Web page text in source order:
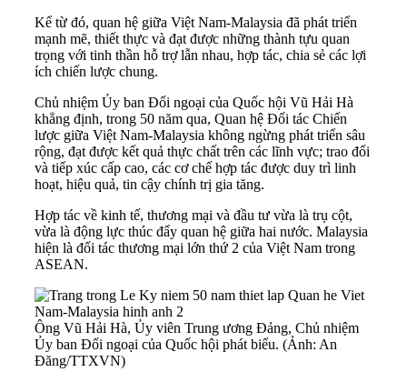
Kể từ đó, quan hệ giữa Việt Nam-Malaysia đã phát triển
mạnh mẽ, thiết thực và đạt được những thành tựu quan
trọng với tinh thần hỗ trợ lẫn nhau, hợp tác, chia sẻ các lợi
ích chiến lược chung.
Chủ nhiệm Ủy ban Đối ngoại của Quốc hội Vũ Hải Hà
khẳng định, trong 50 năm qua, Quan hệ Đối tác Chiến
lược giữa Việt Nam-Malaysia không ngừng phát triển sâu
rộng, đạt được kết quả thực chất trên các lĩnh vực; trao đổi
và tiếp xúc cấp cao, các cơ chế hợp tác được duy trì linh
hoạt, hiệu quả, tin cậy chính trị gia tăng.
Hợp tác về kinh tế, thương mại và đầu tư vừa là trụ cột,
vừa là động lực thúc đẩy quan hệ giữa hai nước. Malaysia
hiện là đối tác thương mại lớn thứ 2 của Việt Nam trong
ASEAN.
Ông Vũ Hải Hà, Ủy viên Trung ương Đảng, Chủ nhiệm
Ủy ban Đối ngoại của Quốc hội phát biểu. (Ảnh: An
Đăng/TTXVN)